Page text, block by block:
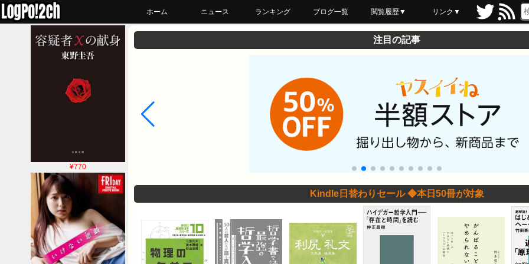
ホーム ニュース ランキング ブログ一覧 閲覧履歴▼
最近読んだ
あとで読む
ブックマーク
リンク▼
¥770
注目の記事
Kindle日替わりセール ◆本日50冊が対象